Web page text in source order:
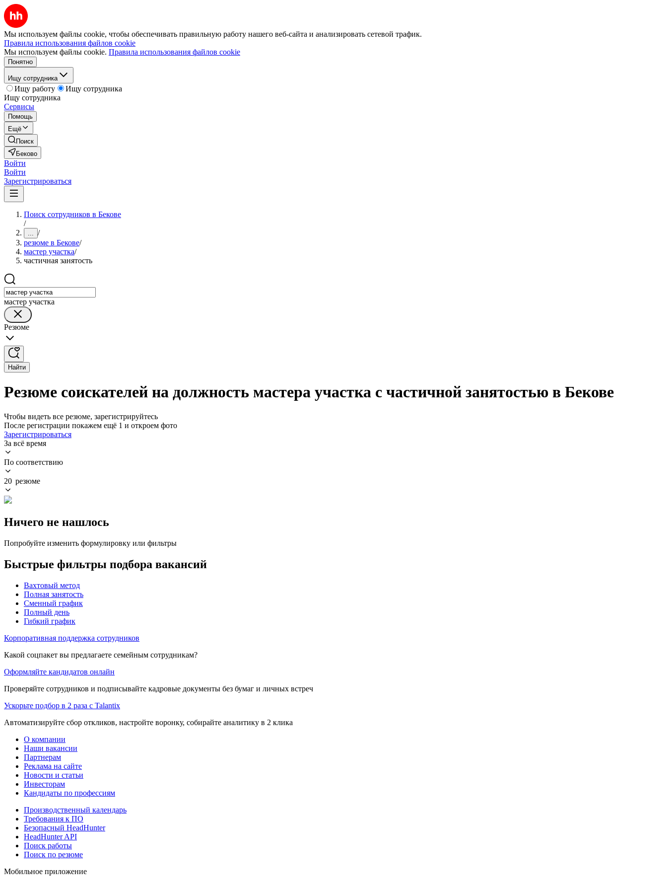
Мы используем файлы cookie, чтобы обеспечивать правильную работу нашего веб-сайта и анализировать сетевой трафик.
Правила использования файлов cookie
Мы используем файлы cookie. Правила использования файлов cookie
Понятно
Ищу сотрудника
Ищу работу
Ищу сотрудника
Ищу сотрудника
Сервисы
Помощь
Ещё
Поиск
Беково
Войти
Войти
Зарегистрироваться
Поиск сотрудников в Бекове
/
... /
резюме в Бекове/
мастер участка/
частичная занятость
мастер участка
Резюме
Найти
Резюме соискателей на должность мастера участка с частичной занятостью в Бекове
Чтобы видеть все резюме, зарегистрируйтесь
После регистрации покажем ещё 1 и откроем фото
Зарегистрироваться
За всё время
По соответствию
20 резюме
Ничего не нашлось
Попробуйте изменить формулировку или фильтры
Быстрые фильтры подбора вакансий
Вахтовый метод
Полная занятость
Сменный график
Полный день
Гибкий график
Корпоративная поддержка сотрудников
Какой соцпакет вы предлагаете семейным сотрудникам?
Оформляйте кандидатов онлайн
Проверяйте сотрудников и подписывайте кадровые документы без бумаг и личных встреч
Ускорьте подбор в 2 раза с Talantix
Автоматизируйте сбор откликов, настройте воронку, собирайте аналитику в 2 клика
О компании
Наши вакансии
Партнерам
Реклама на сайте
Новости и статьи
Инвесторам
Кандидаты по профессиям
Производственный календарь
Требования к ПО
Безопасный HeadHunter
HeadHunter API
Поиск работы
Поиск по резюме
Мобильное приложение